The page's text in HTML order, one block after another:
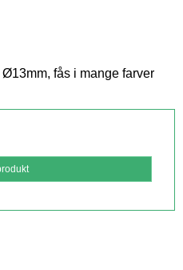
fås i mange farver